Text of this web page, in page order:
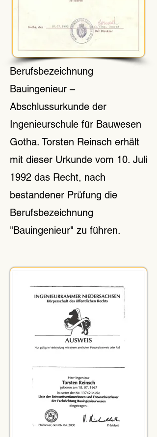
Berufsbezeichnung
Bauingenieur –
Abschlussurkunde der
Ingenieurschule für Bauwesen
Gotha. Torsten Reinsch erhält
mit dieser Urkunde vom 10. Juli
1992 das Recht, nach
bestandener Prüfung die
Berufsbezeichnung
"Bauingenieur" zu führen.